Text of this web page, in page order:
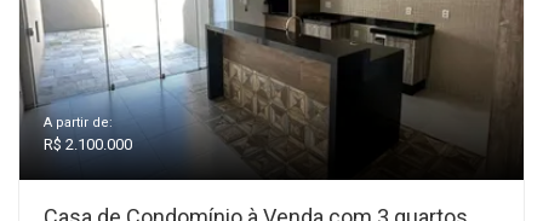
A partir de:
R$ 2.100.000